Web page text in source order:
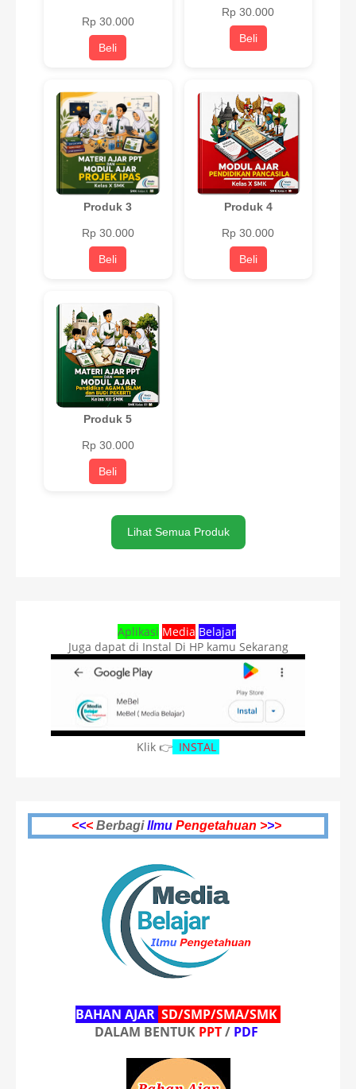
Rp 30.000
Beli
Rp 30.000
Beli
Produk 3
Rp 30.000
Beli
Produk 4
Rp 30.000
Beli
Produk 5
Rp 30.000
Beli
Lihat Semua Produk
Aplikasi Media Belajar
Juga dapat di Instal Di HP kamu Sekarang
Klik 👉 INSTAL
<<< BerbagiIlmu Pengetahuan >>>
BAHAN AJAR SD/SMP/SMA/SMK
DALAM BENTUK PPT/ PDF